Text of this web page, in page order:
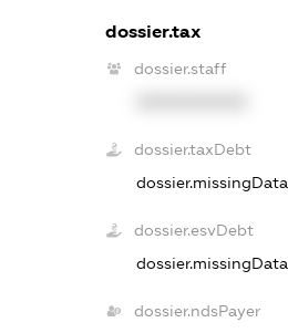
dossier.tax
dossier.staff
dossier.taxDebt
dossier.missingData
dossier.esvDebt
dossier.missingData
dossier.ndsPayer